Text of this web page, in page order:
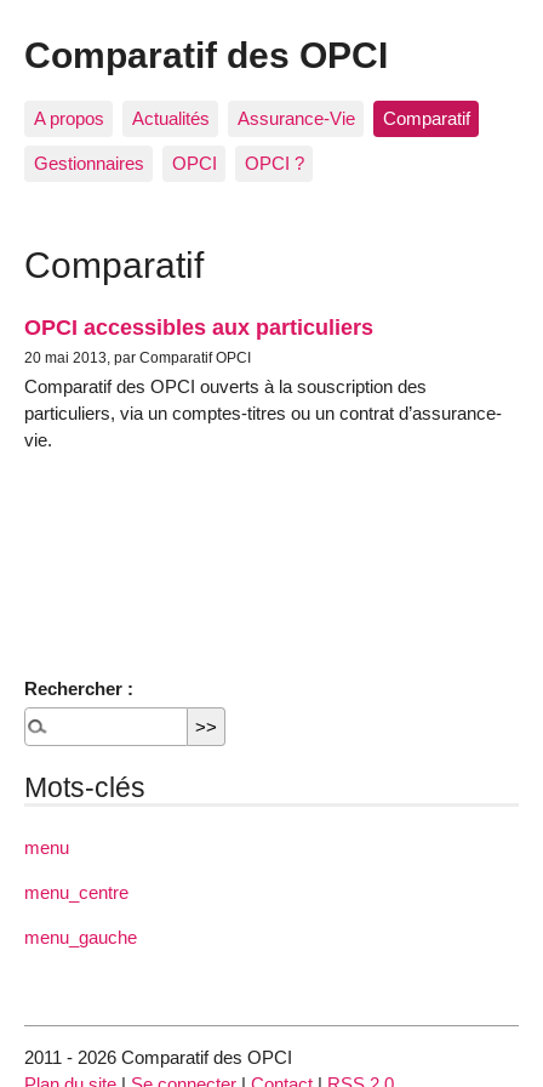
Comparatif des OPCI
A propos Actualités Assurance-Vie Comparatif
Gestionnaires OPCI OPCI ?
Comparatif
OPCI accessibles aux particuliers
20 mai 2013, par Comparatif OPCI
Comparatif des OPCI ouverts à la souscription des
particuliers, via un comptes-titres ou un contrat d’assurance-
vie.
Rechercher :
Mots-clés
menu
menu_centre
menu_gauche
2011 - 2026 Comparatif des OPCI